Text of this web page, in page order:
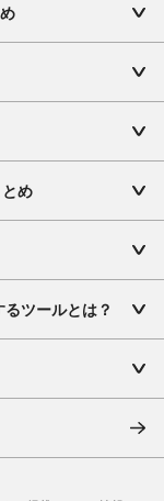
め
ツールとは？